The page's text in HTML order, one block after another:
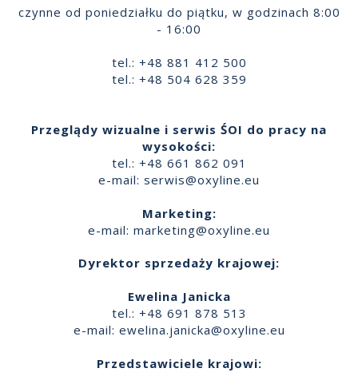
czynne od poniedziałku do piątku, w godzinach 8:00
- 16:00
tel.: +48 881 412 500
tel.: +48 504 628 359
Przeglądy wizualne i serwis ŚOI do pracy na
wysokości:
tel.: +48 661 862 091
e-mail: serwis@oxyline.eu
Marketing:
e-mail: marketing@oxyline.eu
Dyrektor sprzedaży krajowej:
Ewelina Janicka
tel.: +48 691 878 513
e-mail: ewelina.janicka@oxyline.eu
Przedstawiciele krajowi: